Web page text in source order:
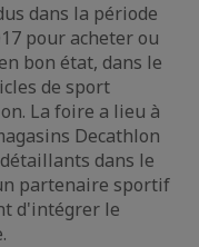
dans la période
pour acheter ou
bon état, dans le
de sport
La foire a lieu à
Decathlon
dans le
partenaire sportif
d'intégrer le